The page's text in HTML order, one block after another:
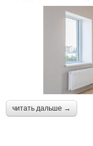
читать дальше →